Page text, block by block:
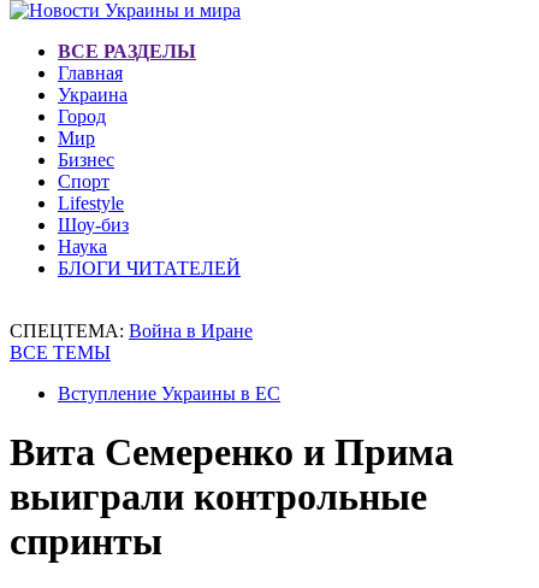
ВСЕ РАЗДЕЛЫ
Главная
Украина
Город
Мир
Бизнес
Спорт
Lifestyle
Шоу-биз
Наука
БЛОГИ ЧИТАТЕЛЕЙ
СПЕЦТЕМА: Война в Иране
ВСЕ ТЕМЫ
Вступление Украины в ЕС
Вита Семеренко и Прима
выиграли контрольные
спринты